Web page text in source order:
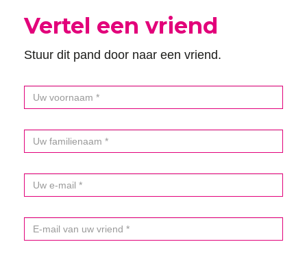
Vertel een vriend
Stuur dit pand door naar een vriend.